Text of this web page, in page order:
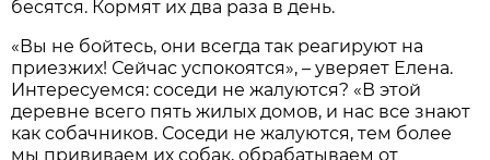
бесятся. Кормят их два раза в день.
«Вы не бойтесь, они всегда так реагируют на
приезжих! Сейчас успокоятся», – уверяет Елена.
Интересуемся: соседи не жалуются? «В этой
деревне всего пять жилых домов, и нас все знают
как собачников. Соседи не жалуются, тем более
мы прививаем их собак, обрабатываем от